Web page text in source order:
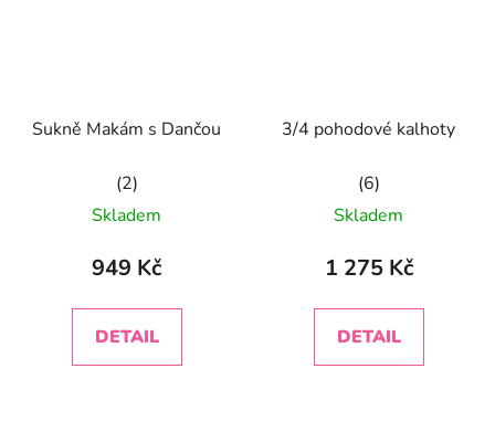
Sukně Makám s Dančou
Průměrné
hodnocení
produktu
5,0
z
Skladem
949 Kč
DETAIL
3/4 pohodové kalhoty
Průměrné
hodnocení
produktu
5,0
z
Skladem
1 275 Kč
DETAIL